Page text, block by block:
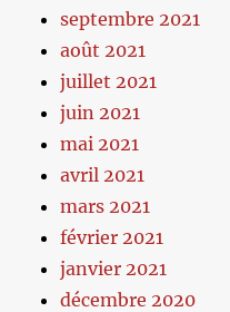
septembre 2021
août 2021
juillet 2021
juin 2021
mai 2021
avril 2021
mars 2021
février 2021
janvier 2021
décembre 2020